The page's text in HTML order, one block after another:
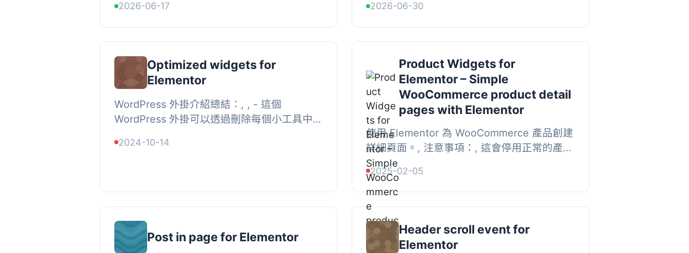
seamlessly into the Elementor editor. Build
...
2026-06-17
WordPres...
2026-06-30
Optimized widgets for
Elementor
WordPress 外掛介紹總結：, , - 這個
WordPress 外掛可以透過刪除每個小工具中
包含的小工具有：標題、文字和圖片...
2024-10-14
Product Widgets for
Elementor – Simple
WooCommerce product detail
pages with Elementor
使用 Elementor 為 WooCommerce 產品創建
詳細頁面。, 注意事項：, 這會停用正常的產品
詳細頁面連結。您需要創建自定義詳細頁面來
顯示產品。, 如何使用, 詳細...
2025-02-05
Post in page for Elementor
Header scroll event for
Elementor